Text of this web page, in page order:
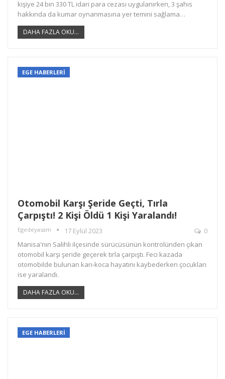
kişiye 24 bin 330 TL idari para cezası uygulanırken, 3 şahıs
hakkında da kumar oynanmasına yer temini sağlama…
DAHA FAZLA OKU...
EGE HABERLERİ
Otomobil Karşı Şeride Geçti, Tırla
Çarpıştı! 2 Kişi Öldü 1 Kişi Yaralandı!
Egedeyasam 17 Eylül 2023
0
Manisa'nın Salihli ilçesinde sürücüsünün kontrolünden çıkan
otomobil karşı şeride geçerek tırla çarpıştı. Feci kazada
otomobilde bulunan karı-koca hayatını kaybederken çocukları
ise yaralandı.
DAHA FAZLA OKU...
EGE HABERLERİ